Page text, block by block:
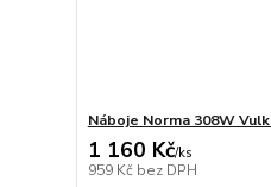
Náboje Norma 308W
1 160 Kč/ks
959 Kč bez DPH